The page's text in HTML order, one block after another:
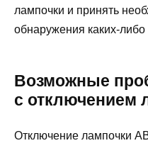
лампочки и принять
обнаружения каких-
Возможные
с отключением
Отключение лампочки